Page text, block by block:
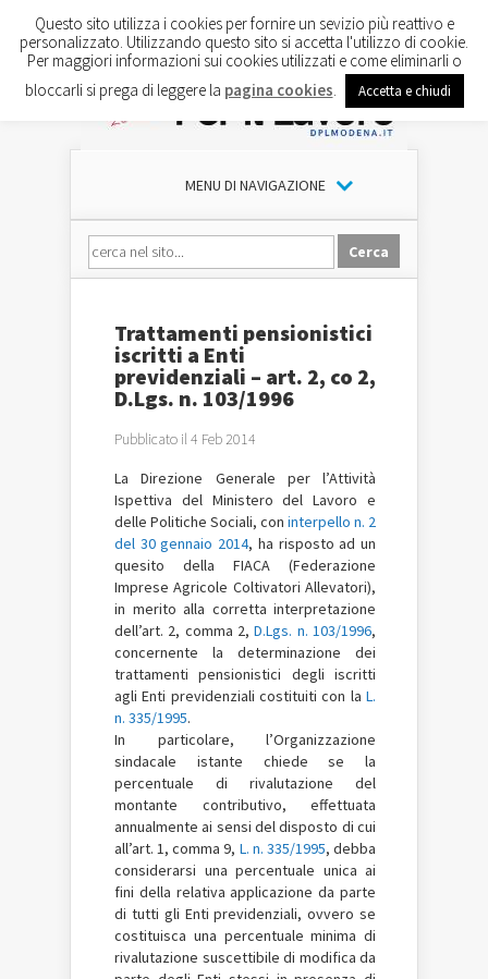
MENU DI NAVIGAZIONE
Trattamenti pensionistici
iscritti a Enti
previdenziali – art. 2, co 2,
D.Lgs. n. 103/1996
Pubblicato il 4 Feb 2014
La Direzione Generale per l’Attività
Ispettiva del Ministero del Lavoro e
delle Politiche Sociali, con interpello n. 2
del 30 gennaio 2014, ha risposto ad un
quesito della FIACA (Federazione
Imprese Agricole Coltivatori Allevatori),
in merito alla corretta interpretazione
dell’art. 2, comma 2,D.Lgs. n. 103/1996,
concernente la determinazione dei
trattamenti pensionistici degli iscritti
agli Enti previdenziali costituiti con la L.
n. 335/1995.
In particolare, l’Organizzazione
sindacale istante chiede se la
percentuale di rivalutazione del
montante contributivo, effettuata
annualmente ai sensi del disposto di cui
all’art. 1, comma 9, L. n. 335/1995, debba
considerarsi una percentuale unica ai
fini della relativa applicazione da parte
di tutti gli Enti previdenziali, ovvero se
costituisca una percentuale minima di
rivalutazione suscettibile di modifica da
Questo sito utilizza i cookies per fornire un sevizio più reattivo e
personalizzato. Utilizzando questo sito si accetta l'utilizzo di cookie.
Per maggiori informazioni sui cookies utilizzati e come eliminarli o
bloccarli si prega di leggere la pagina cookies Accetta e chiudi